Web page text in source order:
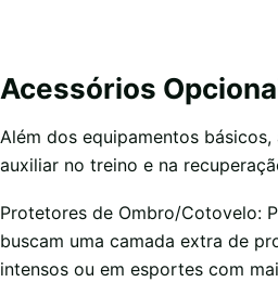
Acessórios
Além dos equipamentos
auxiliar no treino e na
Protetores de Ombro/Cotovelo:
buscam uma camada extra de
intensos ou em esportes com